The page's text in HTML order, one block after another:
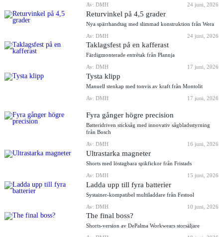
Av: DMH
24 juni, 2026
Returvinkel på 4,5 grader
Nya spärrhandtag med slimmad konstruktion från Wera
Av: DMH
24 juni, 2026
Taklagsfest på en kafferast
Färdigmonterade entrétak från Plannja
Av: DMH
17 juni, 2026
Tysta klipp
Manuell stenkap med tonvis av kraft från Montolit
Av: DMH
17 juni, 2026
Fyra gånger högre precision
Batteridriven sticksåg med innovativ sågbladsstyrning
från Bosch
Av: DMH
16 juni, 2026
Ultrastarka magneter
Shorts med löstagbara spikfickor från Fristads
Av: DMH
15 juni, 2026
Ladda upp till fyra batterier
Systainer-kompatibel multiladdare från Festool
Av: DMH
10 juni, 2026
The final boss?
Shorts-version av DePalma Workwears storsäljare